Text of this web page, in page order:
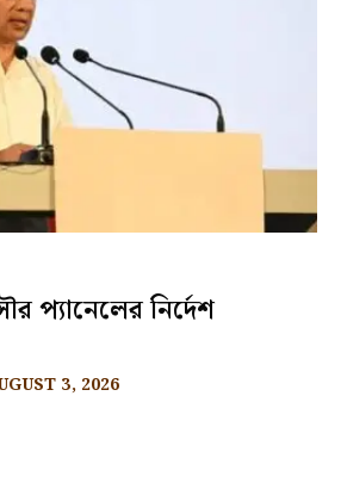
প্যানেলের নির্দেশ
3, 2026